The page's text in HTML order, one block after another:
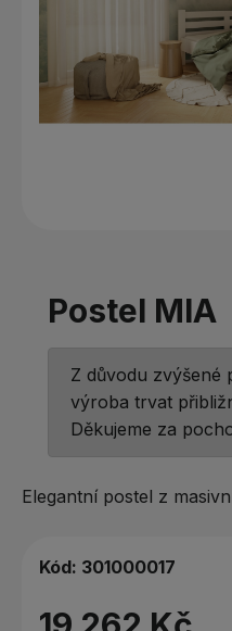
Postel MIA
Z důvodu zvýšené
výroba trvat
Děkujeme za
Elegantní postel z
Kód: 301000017